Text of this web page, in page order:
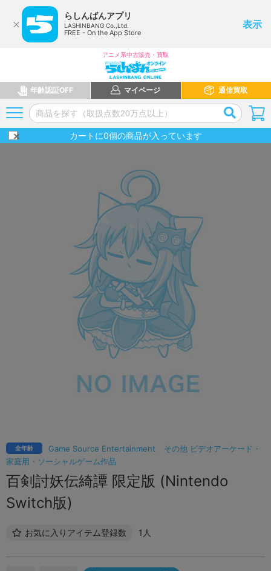
らしんばんアプリ
LASHINBANG Co.,Ltd.
FREE - On the App Store
表示
アニメ系中古販売・買取
年齢認証OFF マイページ 通信買取
カートに0個の商品が入っています
Game Source Entertainment
その他 ビデオアーケード・
家庭用・ソーシャルゲーム作品
全年齢
百剣討妖伝綺譚 限定版 (Nintendo
Switch版)
お気に入りアイテム登録数 1人